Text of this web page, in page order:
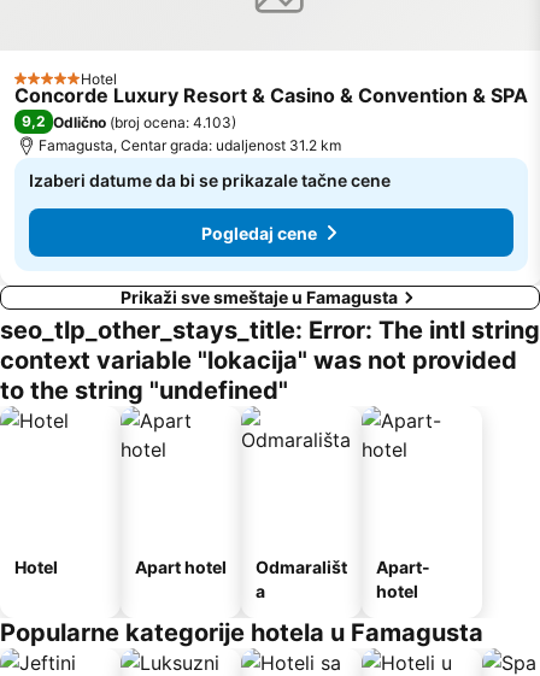
5 Zvezdice
Hotel
Concorde Luxury Resort & Casino & Convention & SPA
9,2 Odlično (broj ocena: 4.103)
Famagusta, Centar grada: udaljenost 31.2 km
Izaberi datume da bi se prikazale tačne cene
Pogledaj cene
Prikaži sve smeštaje u Famagusta
seo_tlp_other_stays_title: Error: The intl string
context variable "lokacija" was not provided
to the string "undefined"
Hotel Apart hotel
Odmarališt
a
Apart-
hotel
Popularne kategorije hotela u Famagusta